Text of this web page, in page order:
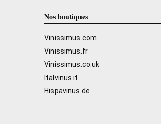
Nos boutiques
Vinissimus.com
Vinissimus.fr
Vinissimus.co.uk
Italvinus.it
Hispavinus.de